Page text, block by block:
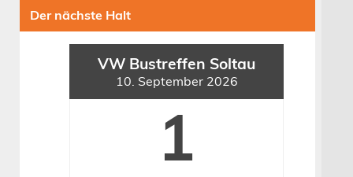
Der nächste Halt
VW Bustreffen Soltau
10. September 2026
1